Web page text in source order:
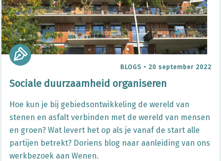
BLOGS • 20 september 2022
Sociale duurzaamheid organiseren
Hoe kun je bij gebiedsontwikkeling de wereld van
stenen en asfalt verbinden met de wereld van mensen
en groen? Wat levert het op als je vanaf de start alle
partijen betrekt? Doriens blog naar aanleiding van ons
werkbezoek aan Wenen.